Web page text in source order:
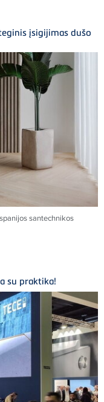
įsigijimas dušo
santechnikos
su praktika!